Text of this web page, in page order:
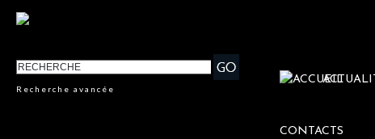
Recherche avancée
CONTACTS